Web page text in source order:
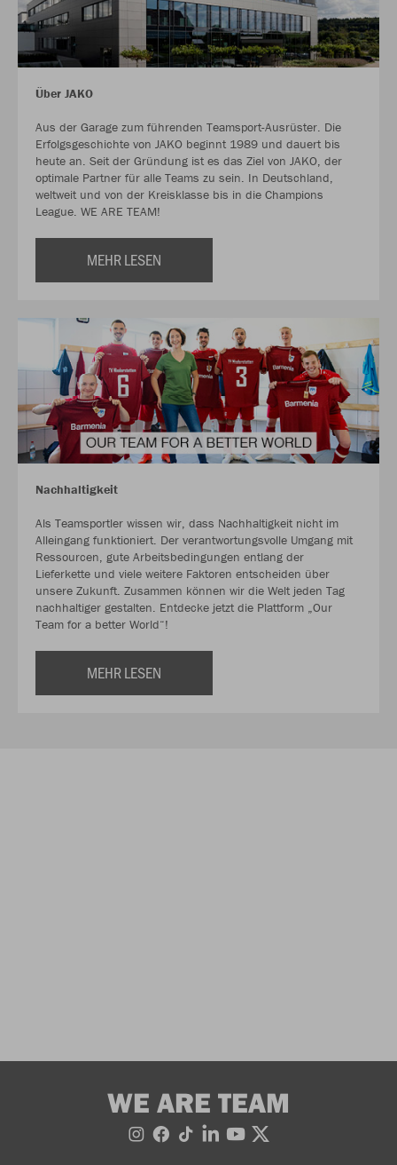
Über JAKO
Aus der Garage zum führenden Teamsport-Ausrüster. Die
Erfolgsgeschichte von JAKO beginnt 1989 und dauert bis
heute an. Seit der Gründung ist es das Ziel von JAKO, der
optimale Partner für alle Teams zu sein. In Deutschland,
weltweit und von der Kreisklasse bis in die Champions
League. WE ARE TEAM!
MEHR LESEN
Nachhaltigkeit
Als Teamsportler wissen wir, dass Nachhaltigkeit nicht im
Alleingang funktioniert. Der verantwortungsvolle Umgang mit
Ressourcen, gute Arbeitsbedingungen entlang der
Lieferkette und viele weitere Faktoren entscheiden über
unsere Zukunft. Zusammen können wir die Welt jeden Tag
nachhaltiger gestalten. Entdecke jetzt die Plattform „Our
Team for a better World“!
MEHR LESEN
WE ARE TEAM